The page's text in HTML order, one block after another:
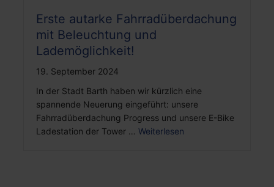
Erste autarke Fahrradüberdachung
mit Beleuchtung und
Lademöglichkeit!
19. September 2024
In der Stadt Barth haben wir kürzlich eine
spannende Neuerung eingeführt: unsere
Fahrradüberdachung Progress und unsere E-Bike
Ladestation der Tower … Weiterlesen